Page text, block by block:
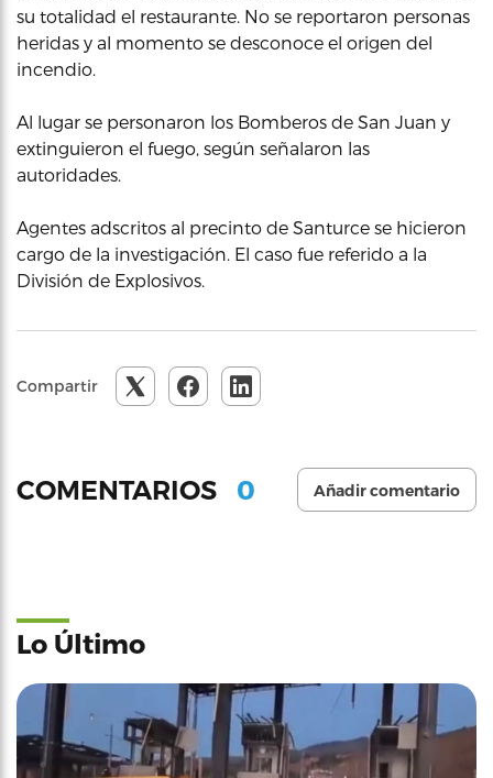
su totalidad el restaurante. No se reportaron personas
heridas y al momento se desconoce el origen del
incendio.
Al lugar se personaron los Bomberos de San Juan y
extinguieron el fuego, según señalaron las
autoridades.
Agentes adscritos al precinto de Santurce se hicieron
cargo de la investigación. El caso fue referido a la
División de Explosivos.
Compartir
COMENTARIOS 0 Añadir comentario
Lo Último